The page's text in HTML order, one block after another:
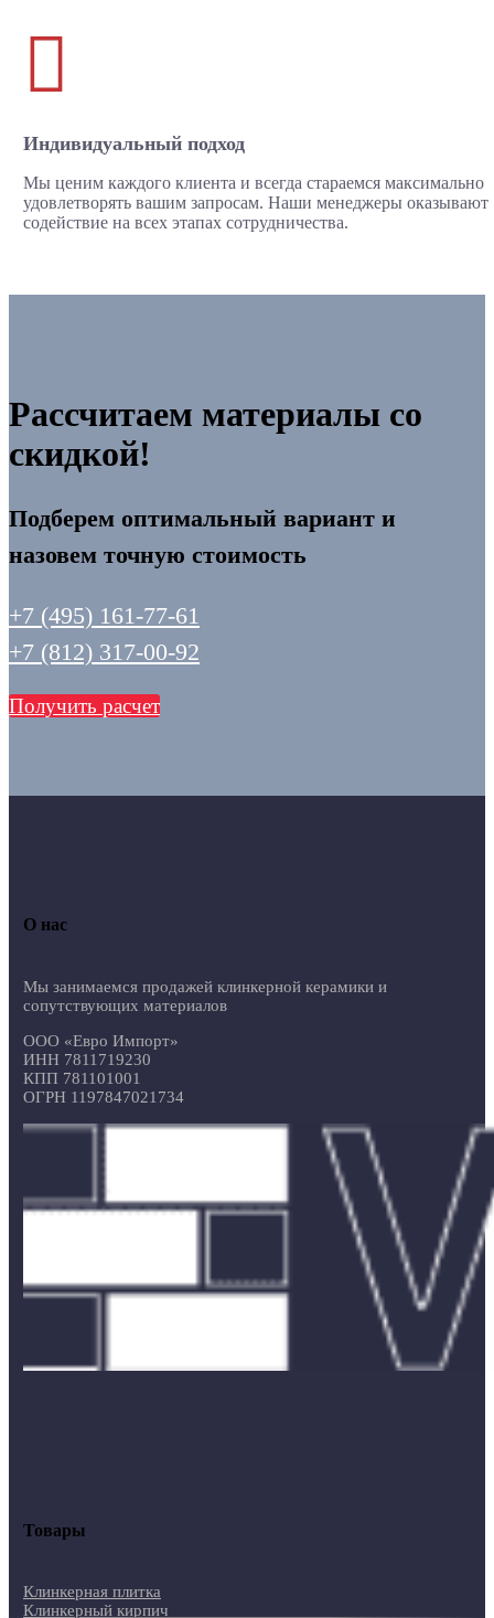

Индивидуальный подход
Мы ценим каждого клиента и всегда стараемся максимально
удовлетворять вашим запросам. Наши менеджеры оказывают
содействие на всех этапах сотрудничества.
Рассчитаем материалы со
скидкой!
Подберем оптимальный вариант и
назовем точную стоимость
+7 (495) 161-77-61
+7 (812) 317-00-92
Получить расчет
О нас
Мы занимаемся продажей клинкерной керамики и
сопутствующих материалов
ООО «Евро Импорт»
ИНН 7811719230
КПП 781101001
ОГРН 1197847021734
Товары
Клинкерная плитка
Клинкерный кирпич